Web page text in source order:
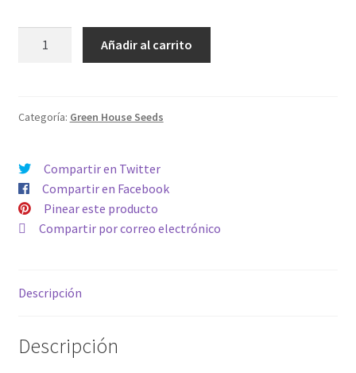
Añadir al carrito
Categoría: Green House Seeds
Compartir en Twitter
Compartir en Facebook
Pinear este producto
Compartir por correo electrónico
Descripción
Descripción